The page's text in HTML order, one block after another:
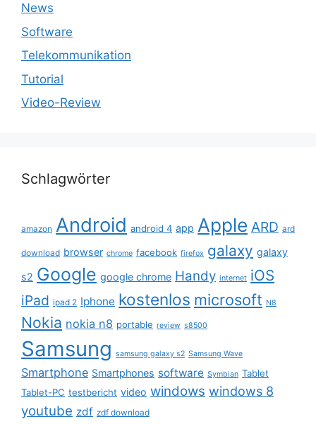
News
Software
Telekommunikation
Tutorial
Video-Review
Schlagwörter
amazon Android android 4 app Apple ARD ard
download browser chrome facebook firefox galaxy galaxy
s2 Google google chrome Handy internet iOS
iPad ipad 2 Iphone kostenlos microsoft N8
Nokia nokia n8 portable review s8500
Samsung samsung galaxy s2 Samsung Wave
Smartphone Smartphones software Symbian Tablet
Tablet-PC testbericht video windows windows 8
youtube zdf zdf download